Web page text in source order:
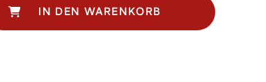
IN DEN WARENKORB